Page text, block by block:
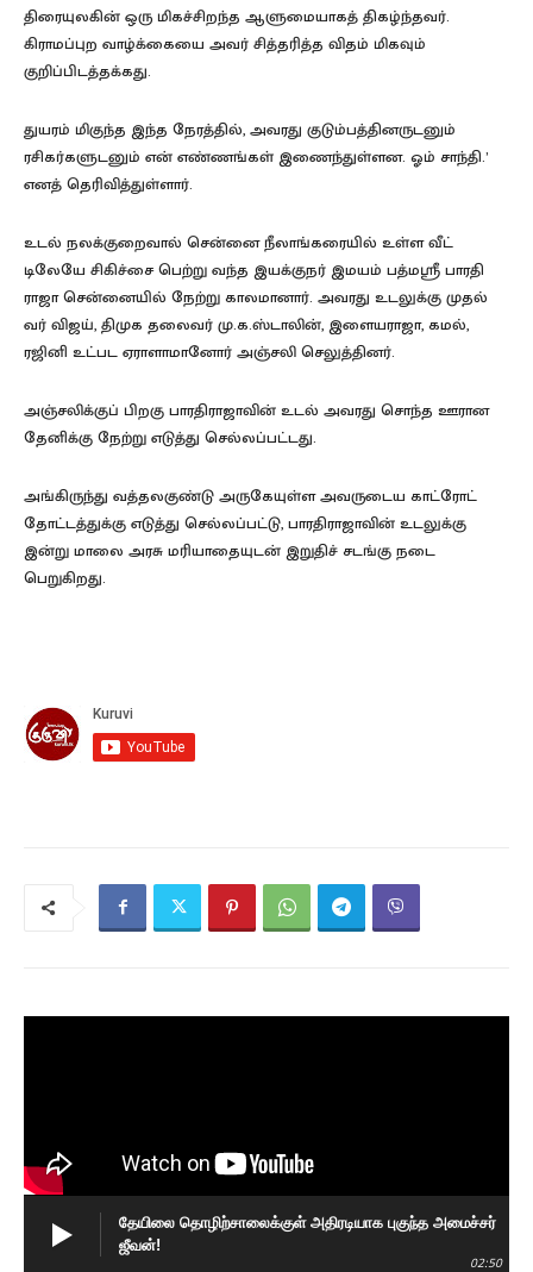
திரையுலகின் ஒரு மிகச்சிறந்த ஆளுமையாகத் திகழ்ந்தவர்.
கிராமப்புற வாழ்க்கையை அவர் சித்தரித்த விதம் மிகவும்
குறிப்பிடத்தக்கது.
துயரம் மிகுந்த இந்த நேரத்தில், அவரது குடும்பத்தினருடனும்
ரசிகர்களுடனும் என் எண்ணங்கள் இணைந்துள்ளன. ஓம் சாந்தி.’
எனத் தெரிவித்துள்ளார்.
உடல் நலக்​குறை​வால் சென்னை நீலாங்கரையில் உள்ள வீட்​
டிலேயே சிகிச்சை பெற்று வந்த இயக்​குநர் இமயம் பத்மஸ்ரீ பார​தி​
ராஜா சென்​னை​யில் நேற்று கால​மா​னார். அவரது உடலுக்கு முதல்​
வர் விஜய், திமுக தலை​வர் மு.க.ஸ்​டா​லின், இளை​ய​ராஜா, கமல்,
ரஜினி உட்பட ஏராளா​மானோர் அஞ்​சலி செலுத்​தினர்.
அஞ்​சலிக்​குப் பிறகு பார​தி​ராஜா​வின் உடல் அவரது சொந்த ஊரான
தேனிக்கு நேற்று எடுத்து செல்​லப்​பட்​டது.
அங்​கிருந்து வத்​தல​குண்டு அரு​கே​யுள்ள அவருடைய காட்​ரோட்
தோட்​டத்​துக்கு எடுத்து செல்​லப்​பட்டு, பார​தி​ராஜா​வின் உடலுக்கு
இன்று மாலை அரசு மரி​யாதை​யுடன் இறு​திச் சடங்கு நடை​
பெறுகிறது.
தேயிலை தொழிற்சாலைக்குள் அதிரடியாக புகுந்த அமைச்சர்
ஜீவன்!
02:50